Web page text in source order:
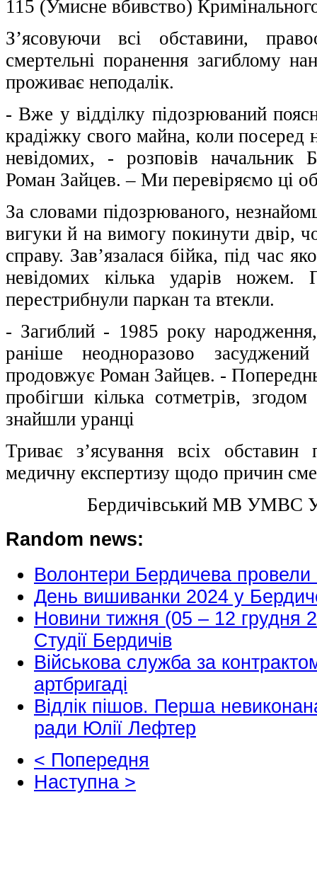
115 (Умисне вбивство)
З’ясовуючи всі обставини,
смертельні поранення загиблому
проживає неподалік.
- Вже у відділку підозрюваний
крадіжку свого майна, коли посеред
невідомих, - розповів
Роман Зайцев. – Ми перевіряємо ці
За словами підозрюваного,
вигуки й на вимогу покинути двір,
справу. Зав’язалася бійка, під час
невідомих кілька ударів ножем.
перестрибнули паркан та втекли.
- Загиблий - 1985 року
раніше неодноразово
продовжує Роман Зайцев. -
пробігши кілька сотметрів,
знайшли уранці
Триває з’ясування всіх обставин
медичну експертизу щодо причин
Бердичівський МВ УМВС
Random news:
Волонтери Бердичева
День вишиванки 2024 у
Новини тижня (05 – 12 грудня
Студії Бердичів
Військова служба за
артбригаді
Відлік пішов. Перша
ради Юлії Лефтер
< Попередня
Наступна >